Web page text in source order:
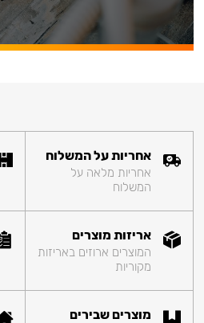
אחריות על המשלוח
אחריות מלאה על
המשלוח
אריזות מוצרים
המוצרים ארוזים באריזות
מקוריות
מוצרים שבירים